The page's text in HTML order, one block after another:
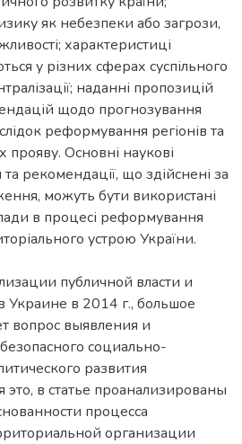
як небезпеки або загрози,
характеристиці
у різних сферах суспільного
наданні пропозицій
щодо прогнозування
реформування регіонів та
прояву. Основні наукові
рекомендації, що здійснені за
можуть бути використані
в процесі реформування
публичной власти и
Украине в 2014 г., большое
вопрос выявления и
социально-
развития
это, в статье проанализированы
процесса
организации